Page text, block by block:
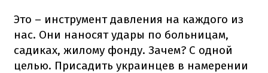
Это – инструмент давления на каждого из
нас. Они наносят удары по больницам,
садиках, жилому фонду. Зачем? С одной
целью. Присадить украинцев в намерении